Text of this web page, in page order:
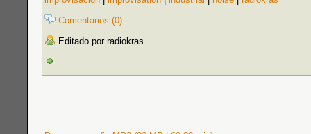
Comentarios (0)
Editado por radiokras